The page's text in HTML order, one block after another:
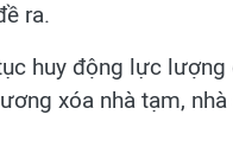
ra.
huy động lực
xóa nhà tạm,